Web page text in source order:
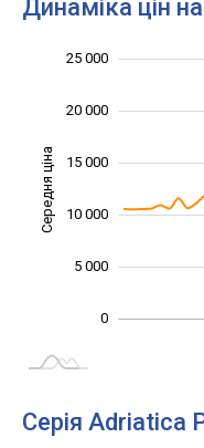
Динаміка цін
Середня ціна
0
5 000
10 000
15 000
20 000
25 000
Серія Adriatica